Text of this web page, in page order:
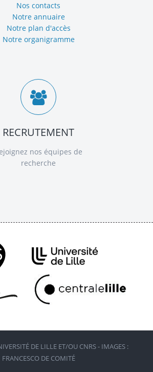
Nos contacts
Notre annuaire
Notre plan d'accès
Notre organigramme
RECRUTEMENT
nos équipes de
recherche
DE LILLE ET/OU CNRS - IMAGES :
FRANCESCO DE COMITÉ